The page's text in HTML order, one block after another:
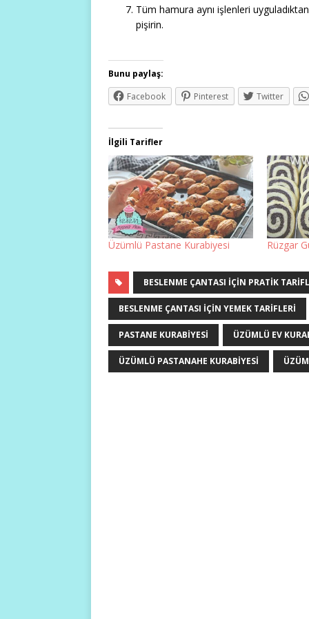
Tüm hamura aynı işlenleri
pişirin.
Bunu paylaş:
Facebook
Pinterest Twitter
İlgili Tarifler
Üzümlü Pastane Kurabiyesi Rüzgar
BESLENME ÇANTASI IÇIN PRATIK
BESLENME ÇANTASI IÇIN YEMEK TARIFLERI
PASTANE KURABIYESI ÜZÜMLÜ EV
ÜZÜMLÜ PASTANAHE KURABIYESI